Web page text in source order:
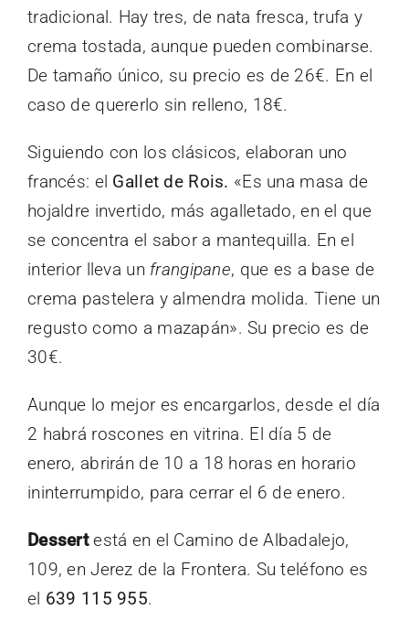
tradicional. Hay tres, de nata fresca, trufa y
crema tostada, aunque pueden combinarse.
De tamaño único, su precio es de 26€. En el
caso de quererlo sin relleno, 18€.
Siguiendo con los clásicos, elaboran uno
francés: el Gallet de Rois. «Es una masa de
hojaldre invertido, más agalletado, en el que
se concentra el sabor a mantequilla. En el
interior lleva un frangipane, que es a base de
crema pastelera y almendra molida. Tiene un
regusto como a mazapán». Su precio es de
30€.
Aunque lo mejor es encargarlos, desde el día
2 habrá roscones en vitrina. El día 5 de
enero, abrirán de 10 a 18 horas en horario
ininterrumpido, para cerrar el 6 de enero.
Dessertestá en el Camino de Albadalejo,
109, en Jerez de la Frontera. Su teléfono es
el 639 115 955.